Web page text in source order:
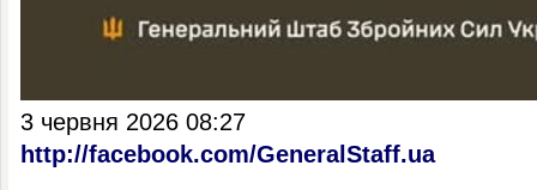
3 червня 2026 08:27
http://facebook.com/GeneralStaff.ua